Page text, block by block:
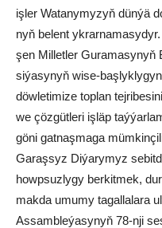
iş­le­r Wa­ta­ny­my­zyň dün­ýä
nyň be­lent
şen Mil­let­ler
si­ýa­sy­nyň wi­se-
döw­le­ti­mi­ze top­lan
we çöz­güt­le­ri iş­läp
gö­ni gat­naş­ma­ga
Ga­raş­syz Di­ýa­ry­myz
howp­suz­ly­gy ber­kit­mek,
mak­da umu­my ta­gal­la­la­ra
As­samb­le­ýa­sy­nyň 78-nji